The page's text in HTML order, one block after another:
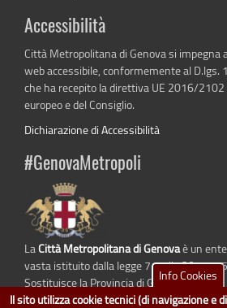
Accessibilità
Città Metropolitana di Genova si impegna
web accessibile, conformemente al D.lgs.
che ha recepito la direttiva UE 2016/
europeo e del Consiglio.
Dichiarazione di Accessibilità
#GenovaMetropoli
LaCittà Metropolitana di Genovaè un
vasta istituito dalla legge 7 aprile 2014 n.
Sostituisce la Provincia di Genova.Info Cookies
Il sito utilizza cookie tecnici (di navigazione e